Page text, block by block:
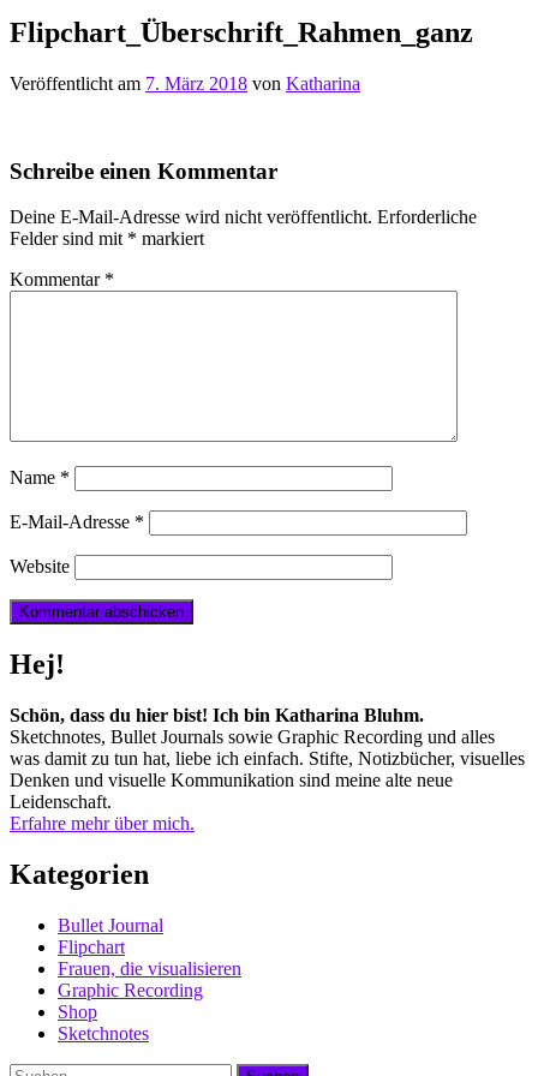
Flipchart_Überschrift_Rahmen_ganz
Veröffentlicht am 7. März 2018 von Katharina
Schreibe einen Kommentar
Deine E-Mail-Adresse wird nicht veröffentlicht. Erforderliche
Felder sind mit * markiert
Kommentar *
Name *
E-Mail-Adresse *
Website
Hej!
Schön, dass du hier bist! Ich bin Katharina Bluhm.
Sketchnotes, Bullet Journals sowie Graphic Recording und alles
was damit zu tun hat, liebe ich einfach. Stifte, Notizbücher, visuelles
Denken und visuelle Kommunikation sind meine alte neue
Leidenschaft.
Erfahre mehr über mich.
Kategorien
Bullet Journal
Flipchart
Frauen, die visualisieren
Graphic Recording
Shop
Sketchnotes